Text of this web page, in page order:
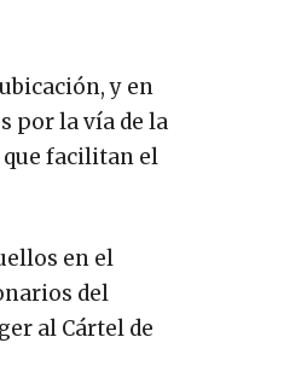
y en
por la vía de la
que facilitan el
en el
del
al Cártel de